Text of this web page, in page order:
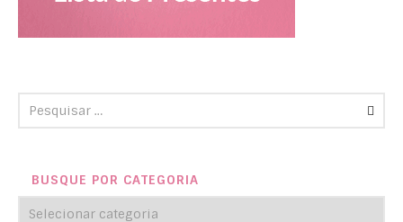
BUSQUE POR CATEGORIA